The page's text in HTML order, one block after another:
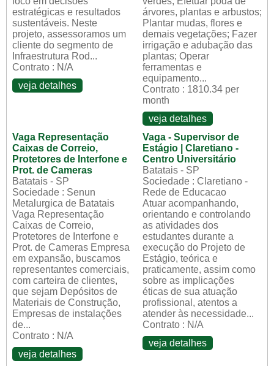
estratégicas e resultados
sustentáveis. Neste
projeto, assessoramos um
cliente do segmento de
Infraestrutura Rod...
Contrato : N/A
veja detalhes
árvores, plantas e arbustos;
Plantar mudas, flores e
demais vegetações; Fazer
irrigação e adubação das
plantas; Operar
ferramentas e
equipamento...
Contrato : 1810.34 per
month
veja detalhes
Vaga Representação
Caixas de Correio,
Protetores de Interfone e
Prot. de Cameras
Batatais - SP
Sociedade : Senun
Metalurgica de Batatais
Vaga Representação
Caixas de Correio,
Protetores de Interfone e
Prot. de Cameras Empresa
em expansão, buscamos
representantes comerciais,
com carteira de clientes,
que sejam Depósitos de
Materiais de Construção,
Empresas de instalações
de...
Contrato : N/A
veja detalhes
Vaga - Supervisor de
Estágio | Claretiano -
Centro Universitário
Batatais - SP
Sociedade : Claretiano -
Rede de Educacao
Atuar acompanhando,
orientando e controlando
as atividades dos
estudantes durante a
execução do Projeto de
Estágio, teórica e
praticamente, assim como
sobre as implicações
éticas de sua atuação
profissional, atentos a
atender às necessidade...
Contrato : N/A
veja detalhes